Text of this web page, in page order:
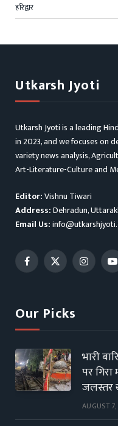
हरिद्वार
Utkarsh Jyoti
Utkarsh Jyoti is a leading
in 2023, and we focuses on
variety news analysis,
Art-Literature-Culture and
Editor:Vishnu Tiwari
Address:Dehradun,
Email Us:
Facebook
X
Instagram
Our Picks
भारी
पर
जलस्तर
AUGUST